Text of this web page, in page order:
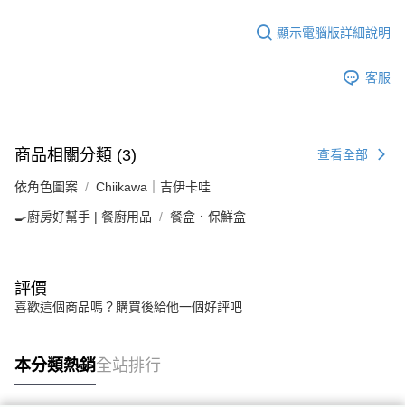
顯示電腦版詳細說明
客服
商品相關分類 (3) 查看全部
依角色圖案 Chiikawa｜吉伊卡哇
🍳廚房好幫手 | 餐廚用品 餐盒．保鮮盒
評價
喜歡這個商品嗎？購買後給他一個好評吧
本分類熱銷全站排行